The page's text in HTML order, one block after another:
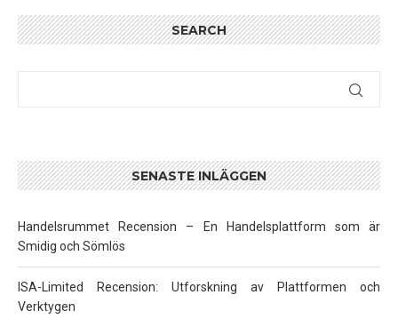
SEARCH
SENASTE INLÄGGEN
Handelsrummet Recension – En Handelsplattform som är
Smidig och Sömlös
ISA-Limited Recension: Utforskning av Plattformen och
Verktygen